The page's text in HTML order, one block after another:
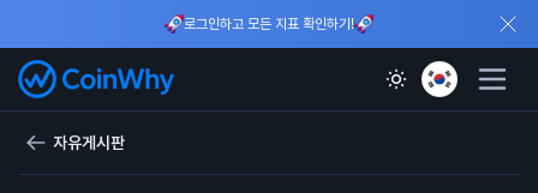
로그인하고 모든 지표 확인하기!
자유게시판